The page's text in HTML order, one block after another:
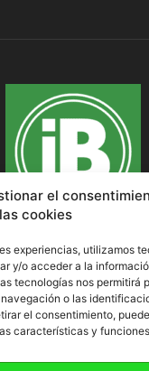
el
cookies
experiencias, utilizamos
y/o acceder a la
tecnologías nos permitirá
o las
el consentimiento,
características y
SOBRE NOSOTROS